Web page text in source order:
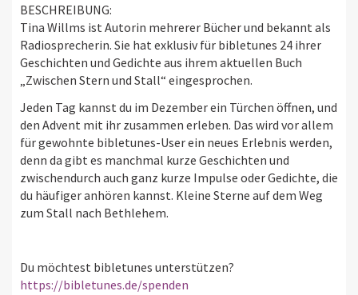
BESCHREIBUNG:
Tina Willms ist Autorin mehrerer Bücher und bekannt als
Radiosprecherin. Sie hat exklusiv für bibletunes 24 ihrer
Geschichten und Gedichte aus ihrem aktuellen Buch
„Zwischen Stern und Stall“ eingesprochen.
Jeden Tag kannst du im Dezember ein Türchen öffnen, und
den Advent mit ihr zusammen erleben. Das wird vor allem
für gewohnte bibletunes-User ein neues Erlebnis werden,
denn da gibt es manchmal kurze Geschichten und
zwischendurch auch ganz kurze Impulse oder Gedichte, die
du häufiger anhören kannst. Kleine Sterne auf dem Weg
zum Stall nach Bethlehem.
Du möchtest bibletunes unterstützen?
https://bibletunes.de/spenden